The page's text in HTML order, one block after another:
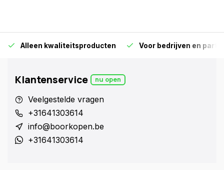
Alleen kwaliteitsproducten Voor bedrijven en
Klantenservice nu open
Veelgestelde vragen
+31641303614
info@boorkopen.be
+31641303614